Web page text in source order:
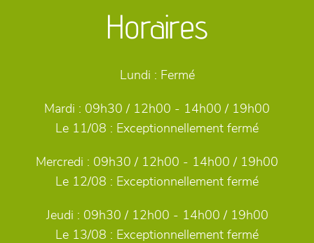
Horaires
Lundi : Fermé
Mardi : 09h30 / 12h00 - 14h00 / 19h00
Le 11/08 : Exceptionnellement fermé
Mercredi : 09h30 / 12h00 - 14h00 / 19h00
Le 12/08 : Exceptionnellement fermé
Jeudi : 09h30 / 12h00 - 14h00 / 19h00
Le 13/08 : Exceptionnellement fermé